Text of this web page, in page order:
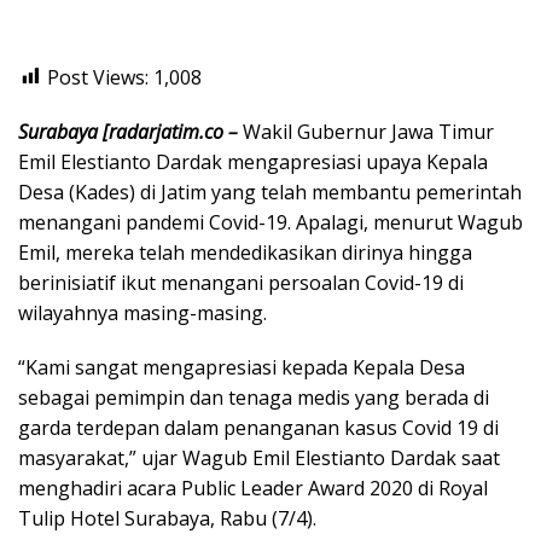
Post Views: 1,008
Surabaya [radarjatim.co –Wakil Gubernur Jawa Timur
Emil Elestianto Dardak mengapresiasi upaya Kepala
Desa (Kades) di Jatim yang telah membantu pemerintah
menangani pandemi Covid-19. Apalagi, menurut Wagub
Emil, mereka telah mendedikasikan dirinya hingga
berinisiatif ikut menangani persoalan Covid-19 di
wilayahnya masing-masing.
“Kami sangat mengapresiasi kepada Kepala Desa
sebagai pemimpin dan tenaga medis yang berada di
garda terdepan dalam penanganan kasus Covid 19 di
masyarakat,” ujar Wagub Emil Elestianto Dardak saat
menghadiri acara Public Leader Award 2020 di Royal
Tulip Hotel Surabaya, Rabu (7/4).